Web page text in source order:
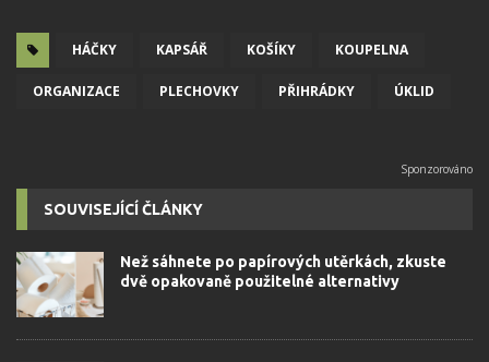
HÁČKY KAPSÁŘ KOŠÍKY KOUPELNA
ORGANIZACE PLECHOVKY PŘIHRÁDKY ÚKLID
SOUVISEJÍCÍ ČLÁNKY
Než sáhnete po papírových utěrkách, zkuste
dvě opakovaně použitelné alternativy